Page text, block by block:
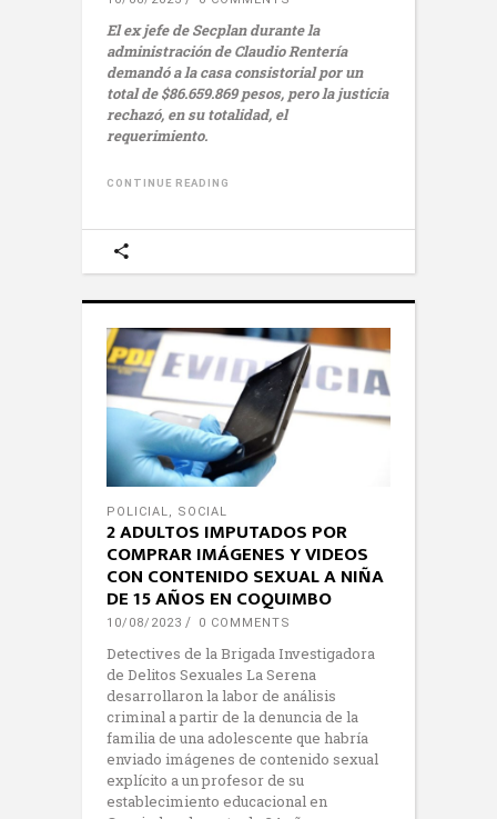
El ex jefe de Secplan durante la
administración de Claudio Rentería
demandó a la casa consistorial por un
total de $86.659.869 pesos, pero la justicia
rechazó, en su totalidad, el
requerimiento.
CONTINUE READING
POLICIAL, SOCIAL
2 ADULTOS IMPUTADOS POR
COMPRAR IMÁGENES Y VIDEOS
CON CONTENIDO SEXUAL A NIÑA
DE 15 AÑOS EN COQUIMBO
10/08/2023 0 COMMENTS
Detectives de la Brigada Investigadora
de Delitos Sexuales La Serena
desarrollaron la labor de análisis
criminal a partir de la denuncia de la
familia de una adolescente que habría
enviado imágenes de contenido sexual
explícito a un profesor de su
establecimiento educacional en